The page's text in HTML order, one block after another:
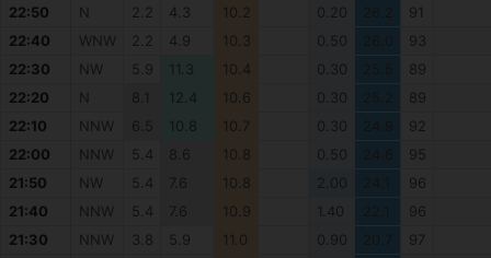
22:50
N 2.2 4.3 10.2 0.20
91
22:40
WNW 2.2 4.9 10.3 0.50
93
22:30
NW 5.9 11.3 10.4 0.30
89
22:20
N 8.1 12.4 10.6 0.30
89
22:10
NNW 6.5 10.8 10.7 0.30
92
22:00
NNW 5.4 8.6 10.8 0.50
95
21:50
NW 5.4 7.6 10.8 2.00
96
21:40
NNW 5.4 7.6 10.9 1.40
96
21:30
NNW 3.8 5.9 11.0 0.90
97